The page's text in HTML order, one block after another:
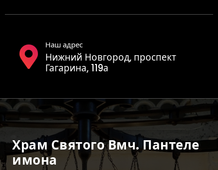
Наш адрес
Нижний Новгород, проспект
Гагарина, 119а
Храм Святого Вмч. Пантеле
Имона